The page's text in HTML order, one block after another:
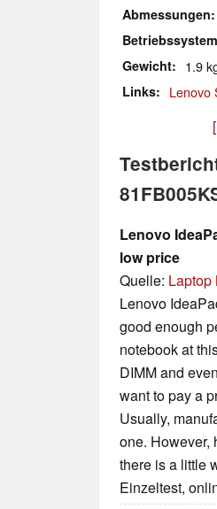
Abmessungen
Betriebssystem
Gewicht 1.9
Links Lenovo
Lenovo
low price
Quelle: Laptop
Lenovo
good enough
notebook at
DIMM and
want to pay a
Usually,
one. However,
there is a little
Einzeltest,